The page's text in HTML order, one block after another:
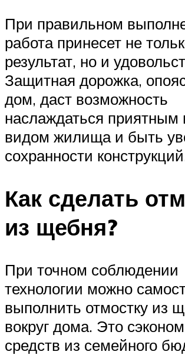
При правильном
работа принесет не
результат, но и
Защитная дорожка,
дом, даст возможность
наслаждаться
видом жилища и быть
сохранности
Как сделать
из щебня?
При точном соблюдении
технологии можно
выполнить отмостку из
вокруг дома. Это
средств из семейного